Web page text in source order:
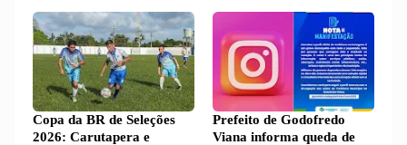
Copa da BR de Seleções
2026: Carutapera e
Prefeito de Godofredo
Viana informa queda de